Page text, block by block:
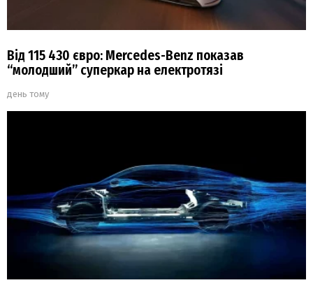
Від 115 430 євро: Mercedes-Benz показав
“молодший” суперкар на електротязі
день тому